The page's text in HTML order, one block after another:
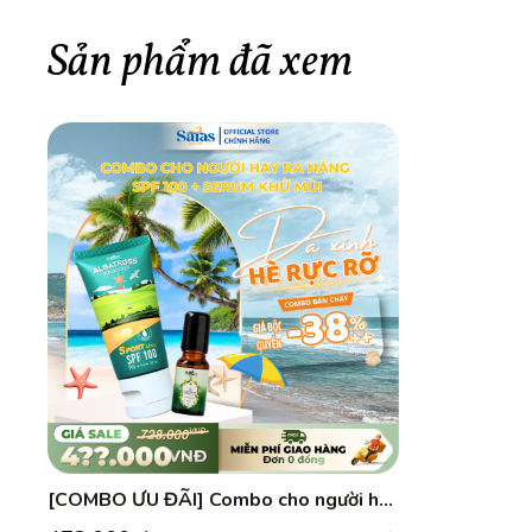
Sản phẩm đã xem
[COMBO ƯU ĐÃI] Combo cho người hay